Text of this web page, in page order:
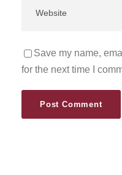
Save my name,
for the next time I